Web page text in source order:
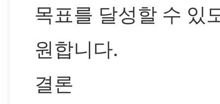
목표를 달성할 수 있
원합니다.
결론